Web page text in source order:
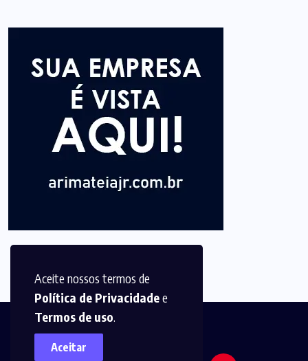
Aceite nossos termos de
Política de Privacidadee
Termos de uso.
Aceitar